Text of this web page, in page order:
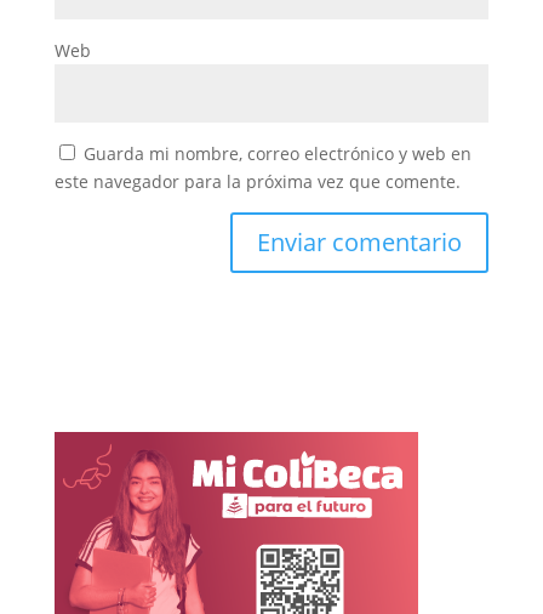
Web
Guarda mi nombre, correo electrónico y web en
este navegador para la próxima vez que comente.